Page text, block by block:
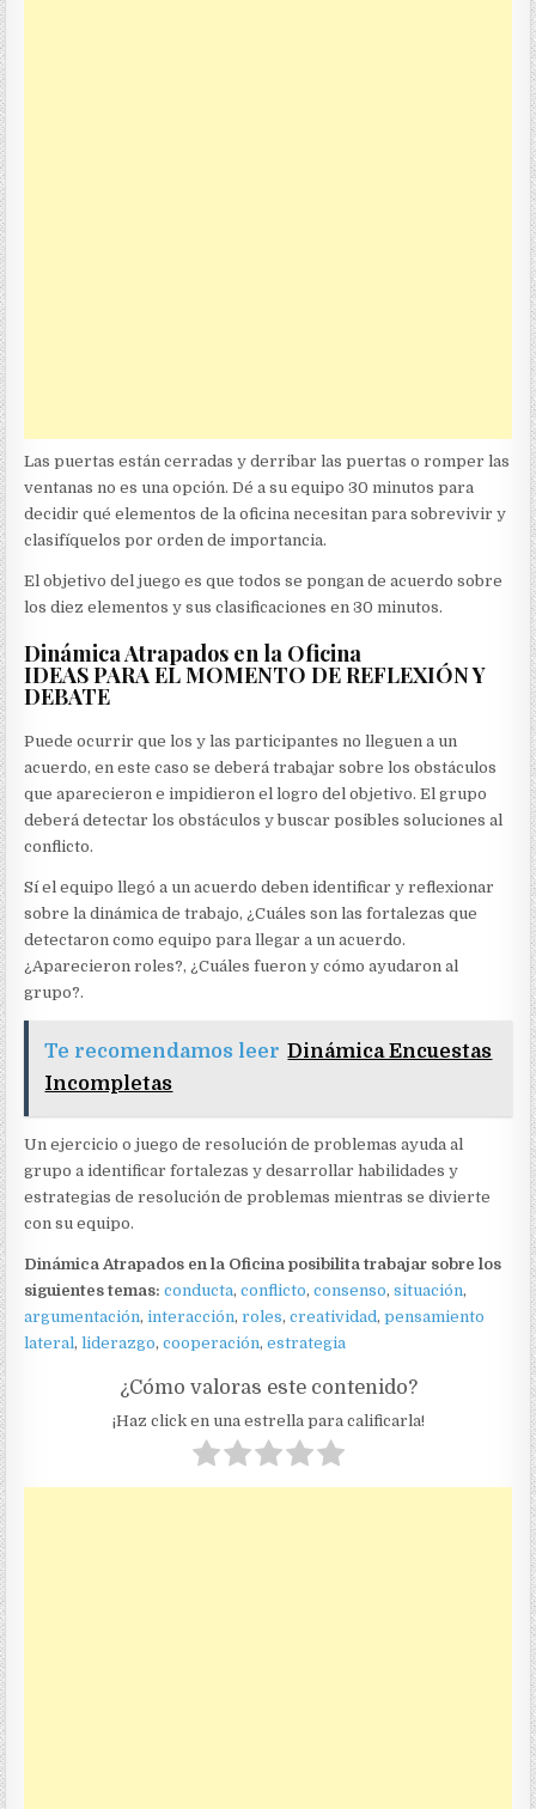
Las puertas están cerradas y derribar las puertas o romper las
ventanas no es una opción. Dé a su equipo 30 minutos para
decidir qué elementos de la oficina necesitan para sobrevivir y
clasifíquelos por orden de importancia.
El objetivo del juego es que todos se pongan de acuerdo sobre
los diez elementos y sus clasificaciones en 30 minutos.
Dinámica Atrapados en la Oficina
IDEAS PARA EL MOMENTO DE REFLEXIÓN Y
DEBATE
Puede ocurrir que los y las participantes no lleguen a un
acuerdo, en este caso se deberá trabajar sobre los obstáculos
que aparecieron e impidieron el logro del objetivo. El grupo
deberá detectar los obstáculos y buscar posibles soluciones al
conflicto.
Sí el equipo llegó a un acuerdo deben identificar y reflexionar
sobre la dinámica de trabajo, ¿Cuáles son las fortalezas que
detectaron como equipo para llegar a un acuerdo.
¿Aparecieron roles?, ¿Cuáles fueron y cómo ayudaron al
grupo?.
Te recomendamos leer Dinámica Encuestas
Incompletas
Un ejercicio o juego de resolución de problemas ayuda al
grupo a identificar fortalezas y desarrollar habilidades y
estrategias de resolución de problemas mientras se divierte
con su equipo.
Dinámica Atrapados en la Oficina posibilita trabajar sobre los
siguientes temas:conducta,conflicto,consenso,situación,
argumentación,interacción,roles,creatividad,pensamiento
lateral,liderazgo,cooperación,estrategia
¿Cómo valoras este contenido?
¡Haz click en una estrella para calificarla!